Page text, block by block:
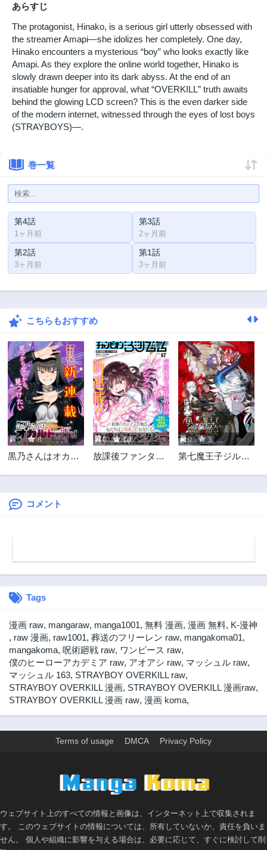
あらすじ
The protagonist, Hinako, is a serious girl utterly obsessed with
the streamer Amapi—she idolizes her completely. One day,
Hinako encounters a mysterious “boy” who looks exactly like
Amapi. As they explore the online world together, Hinako is
slowly drawn deeper into its dark abyss. At the end of an
insatiable hunger for approval, what “OVERKILL” truth awaits
behind the glowing LCD screen? This is the even darker side
of the modern internet, witnessed through the eyes of lost boys
(STRAYBOYS)―.
巻一覧
第4話
1ヶ月前
第3話
2ヶ月前
第2話
3ヶ月前
第1話
3ヶ月前
こちらもおすすめ
0 8
黒乃さんはオカル
0 10
放課後ファンタジ
0 3
第七魔王子ジルバ
コメント
Tags
漫画 raw, mangaraw, manga1001, 無料 漫画, 漫画 無料, K-漫神
, raw 漫画, raw1001, 葬送のフリーレン raw, mangakoma01,
mangakoma, 呪術廻戦 raw, ワンピース raw,
僕のヒーローアカデミア raw, アオアシ raw, マッシュル raw,
マッシュル 163, STRAYBOY OVERKILL raw,
STRAYBOY OVERKILL 漫画, STRAYBOY OVERKILL 漫画raw,
STRAYBOY OVERKILL 漫画 raw, 漫画 koma,
Terms of usage DMCA Privacy Policy
ウェブサイト上のすべての情報と画像は、インターネット上で収集されま
す。 このウェブサイトの情報については、所有していないか、責任を負いま
せん。 個人や組織に影響を与える場合は、必要に応じて、すぐに検討して削